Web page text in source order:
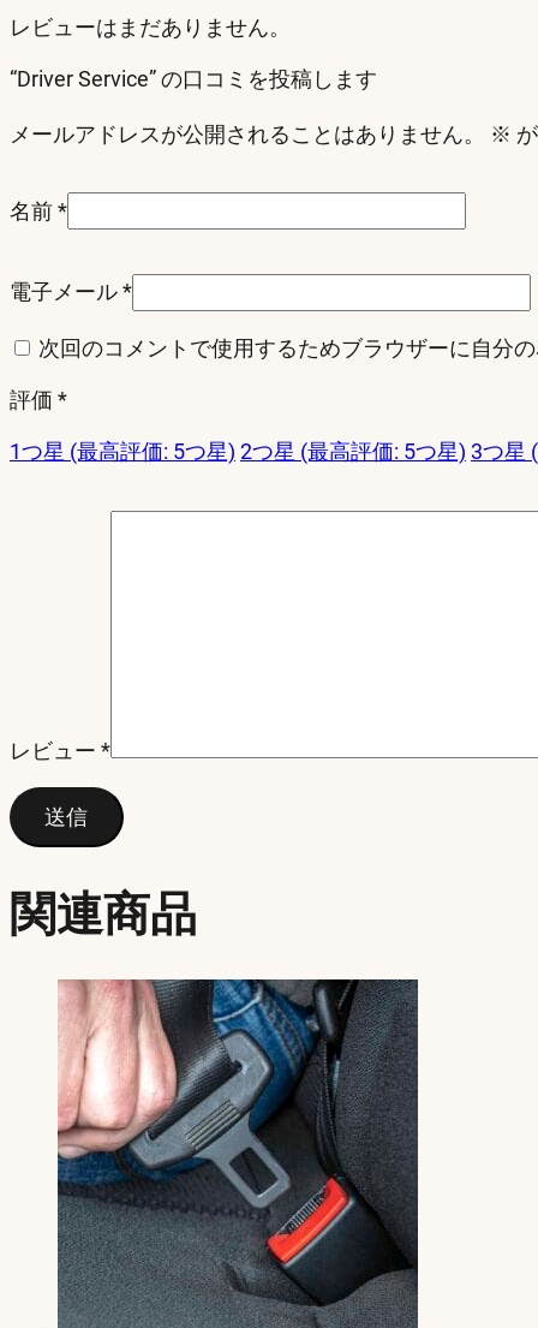
レビューはまだありません。
“Driver Service” の口コミを投稿します
メールアドレスが公開されることはありません。 ※
名前*
電子メール*
次回のコメントで使用するためブラウザーに自分
評価 *
1つ星 (最高評価: 5つ星) 2つ星 (最高評価: 5つ星) 3つ星
レビュー *
関連商品